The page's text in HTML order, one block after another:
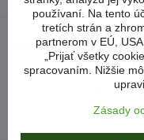
Neviete si
používaní. Na tento
tretích strán a
partnerom v EÚ,
„Prijať všetky
spracovaním. Nižšie
Zásady